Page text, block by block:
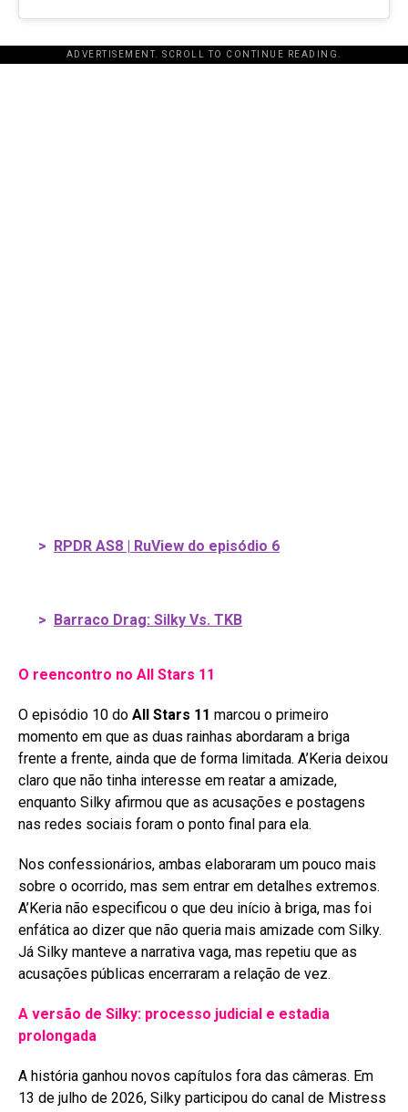
ADVERTISEMENT. SCROLL TO CONTINUE READING.
> RPDR AS8 | RuView do episódio 6
> Barraco Drag: Silky Vs. TKB
O reencontro no All Stars 11
O episódio 10 do All Stars 11 marcou o primeiro
momento em que as duas rainhas abordaram a briga
frente a frente, ainda que de forma limitada. A’Keria deixou
claro que não tinha interesse em reatar a amizade,
enquanto Silky afirmou que as acusações e postagens
nas redes sociais foram o ponto final para ela.
Nos confessionários, ambas elaboraram um pouco mais
sobre o ocorrido, mas sem entrar em detalhes extremos.
A’Keria não especificou o que deu início à briga, mas foi
enfática ao dizer que não queria mais amizade com Silky.
Já Silky manteve a narrativa vaga, mas repetiu que as
acusações públicas encerraram a relação de vez.
A versão de Silky: processo judicial e estadia
prolongada
A história ganhou novos capítulos fora das câmeras. Em
13 de julho de 2026, Silky participou do canal de Mistress